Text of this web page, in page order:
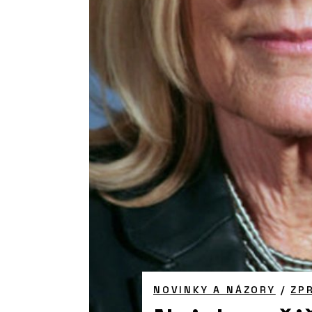
NOVINKY A NÁZORY /